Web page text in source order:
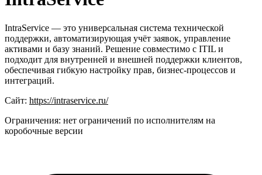
IntraService — это универсальная система технической
поддержки, автоматизирующая учёт заявок, управление
активами и базу знаний. Решение совместимо с ITIL и
подходит для внутренней и внешней поддержки клиентов,
обеспечивая гибкую настройку прав, бизнес-процессов и
интеграций.
Сайт: https://intraservice.ru/
Ограничения: нет ограничений по исполнителям на
коробочные версии